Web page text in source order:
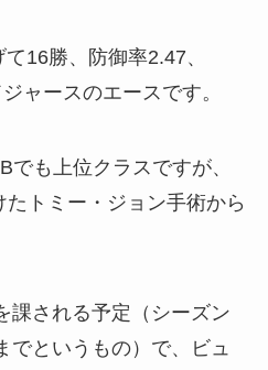
16勝、防御率2.47、
ャースのエースです。
も上位クラスですが、
トミー・ジョン手術から
課される予定（シーズン
でというもの）で、ビュ